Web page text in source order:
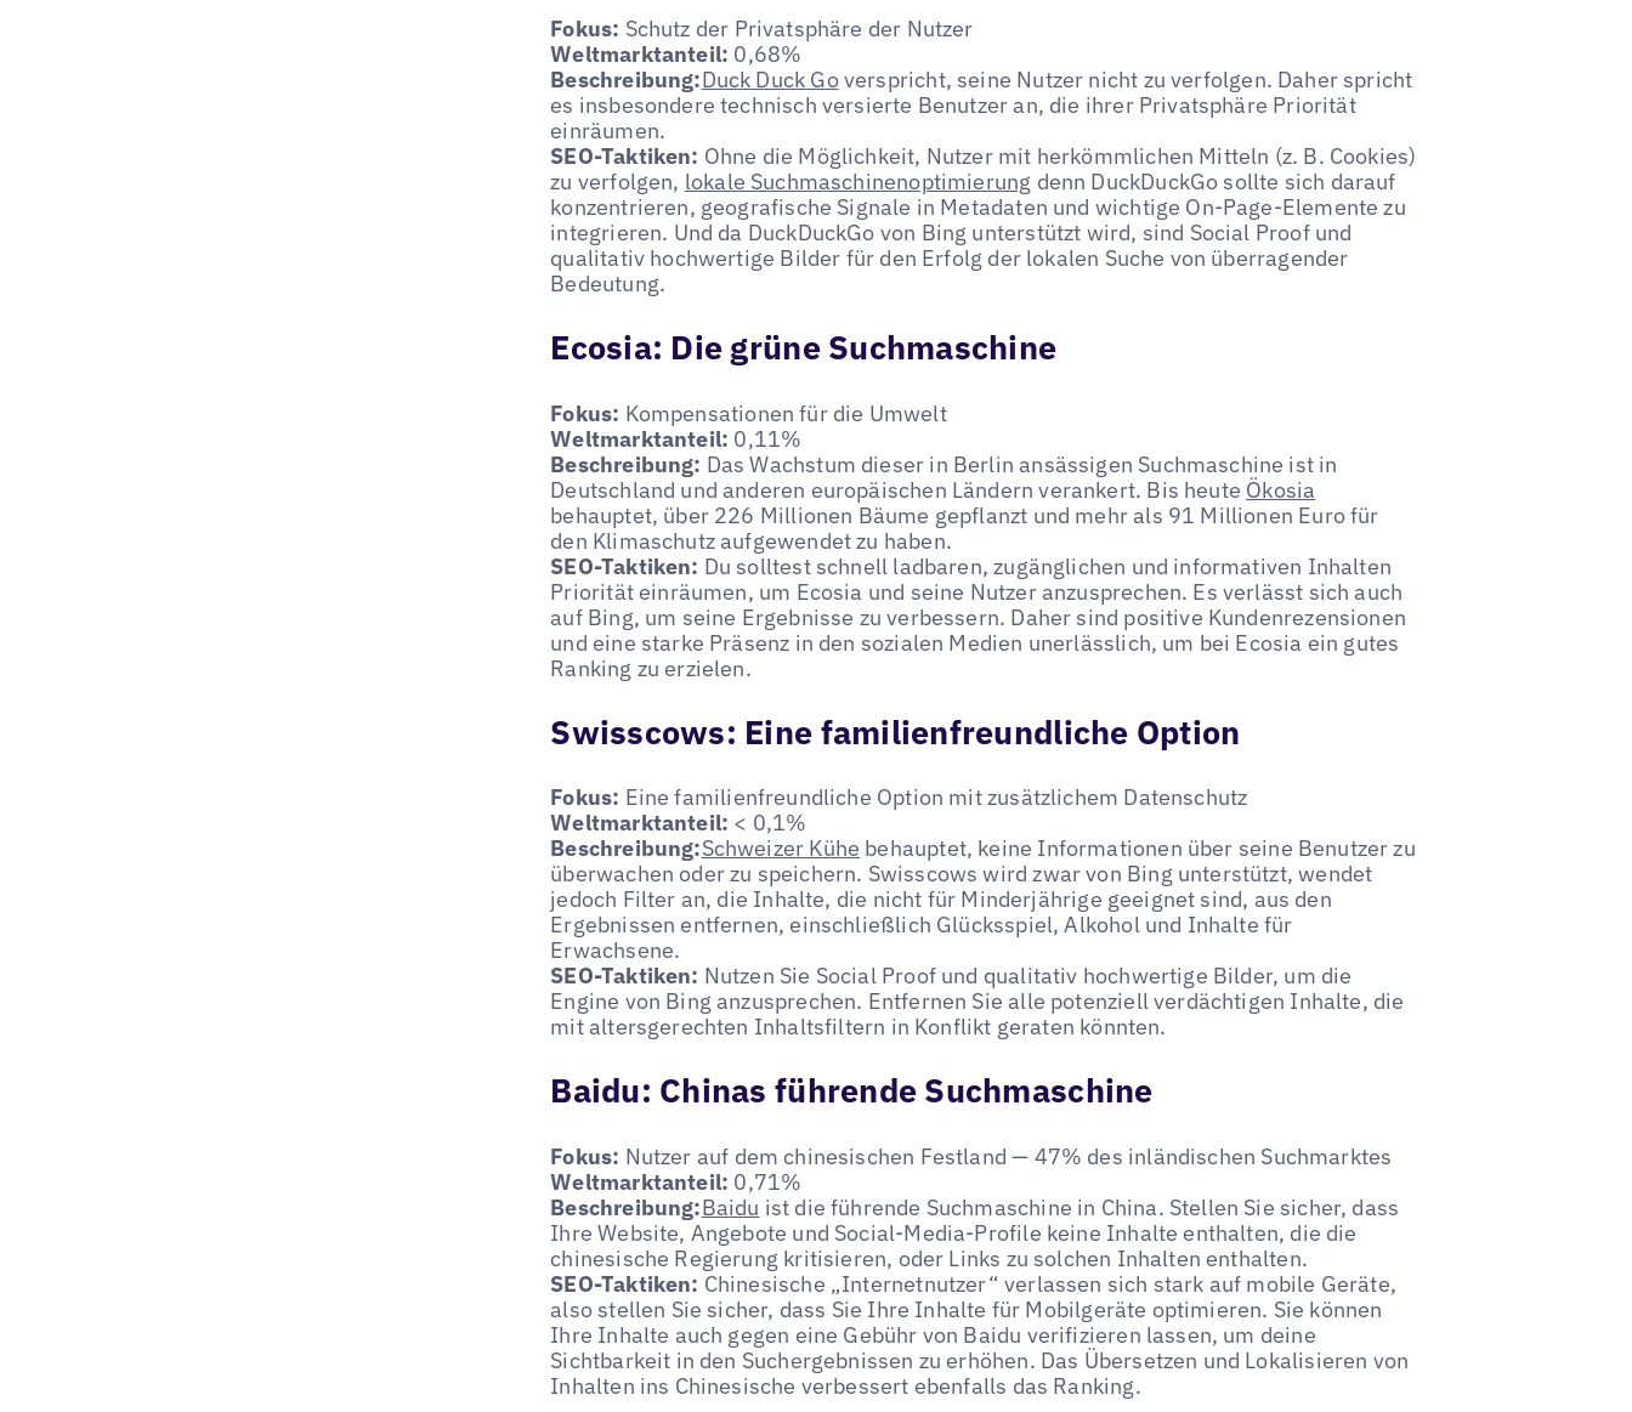
Fokus: Schutz der Privatsphäre der Nutzer
Weltmarktanteil: 0,68%
Beschreibung:Duck Duck Goverspricht, seine Nutzer nicht zu verfolgen. Daher spricht
es insbesondere technisch versierte Benutzer an, die ihrer Privatsphäre Priorität
einräumen.
SEO-Taktiken: Ohne die Möglichkeit, Nutzer mit herkömmlichen Mitteln (z. B. Cookies)
zu verfolgen, lokale Suchmaschinenoptimierung denn DuckDuckGo sollte sich darauf
konzentrieren, geografische Signale in Metadaten und wichtige On-Page-Elemente zu
integrieren. Und da DuckDuckGo von Bing unterstützt wird, sind Social Proof und
qualitativ hochwertige Bilder für den Erfolg der lokalen Suche von überragender
Bedeutung.
Ecosia: Die grüne Suchmaschine
Fokus: Kompensationen für die Umwelt
Weltmarktanteil: 0,11%
Beschreibung: Das Wachstum dieser in Berlin ansässigen Suchmaschine ist in
Deutschland und anderen europäischen Ländern verankert. Bis heute Ökosia
behauptet, über 226 Millionen Bäume gepflanzt und mehr als 91 Millionen Euro für
den Klimaschutz aufgewendet zu haben.
SEO-Taktiken: Du solltest schnell ladbaren, zugänglichen und informativen Inhalten
Priorität einräumen, um Ecosia und seine Nutzer anzusprechen. Es verlässt sich auch
auf Bing, um seine Ergebnisse zu verbessern. Daher sind positive Kundenrezensionen
und eine starke Präsenz in den sozialen Medien unerlässlich, um bei Ecosia ein gutes
Ranking zu erzielen.
Swisscows: Eine familienfreundliche Option
Fokus: Eine familienfreundliche Option mit zusätzlichem Datenschutz
Weltmarktanteil: < 0,1%
Beschreibung:Schweizer Kühe behauptet, keine Informationen über seine Benutzer zu
überwachen oder zu speichern. Swisscows wird zwar von Bing unterstützt, wendet
jedoch Filter an, die Inhalte, die nicht für Minderjährige geeignet sind, aus den
Ergebnissen entfernen, einschließlich Glücksspiel, Alkohol und Inhalte für
Erwachsene.
SEO-Taktiken: Nutzen Sie Social Proof und qualitativ hochwertige Bilder, um die
Engine von Bing anzusprechen. Entfernen Sie alle potenziell verdächtigen Inhalte, die
mit altersgerechten Inhaltsfiltern in Konflikt geraten könnten.
Baidu: Chinas führende Suchmaschine
Fokus: Nutzer auf dem chinesischen Festland — 47% des inländischen Suchmarktes
Weltmarktanteil: 0,71%
Beschreibung:Baidu ist die führende Suchmaschine in China. Stellen Sie sicher, dass
Ihre Website, Angebote und Social-Media-Profile keine Inhalte enthalten, die die
chinesische Regierung kritisieren, oder Links zu solchen Inhalten enthalten.
SEO-Taktiken: Chinesische „Internetnutzer“ verlassen sich stark auf mobile Geräte,
also stellen Sie sicher, dass Sie Ihre Inhalte für Mobilgeräte optimieren. Sie können
Ihre Inhalte auch gegen eine Gebühr von Baidu verifizieren lassen, um deine
Sichtbarkeit in den Suchergebnissen zu erhöhen. Das Übersetzen und Lokalisieren von
Inhalten ins Chinesische verbessert ebenfalls das Ranking.